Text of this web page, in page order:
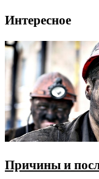
Интересное
Причины и